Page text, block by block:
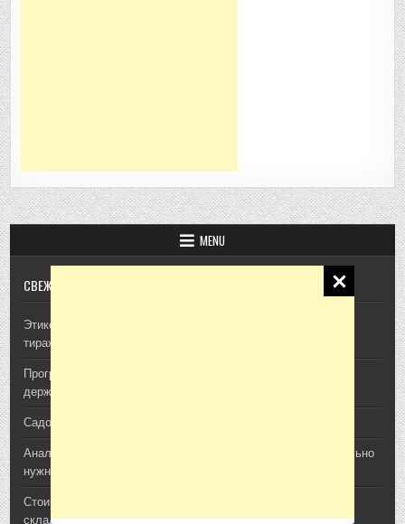
MENU
СВЕЖИЕ ЗАПИСИ
Этикетки для продукции: что важно учесть перед печатью
тиража: идеи для отдела маркетинга
Программная платформа для мониторинга продуктов: как
держать релизы под контролем
Садовая техника CHAMPION: что пригодится на участке
Анализ воды для участка и дома: когда проверка действительно
нужна
Стоимость архитектурной 3D-визуализации: из чего
складывается смета проекта